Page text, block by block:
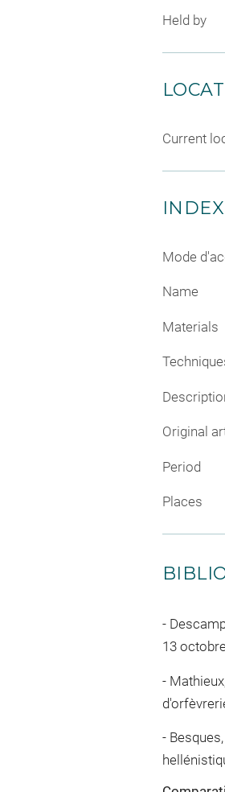
Held by
Current
INDEX
Mode
Name
Materials
Original
Period
Places
13